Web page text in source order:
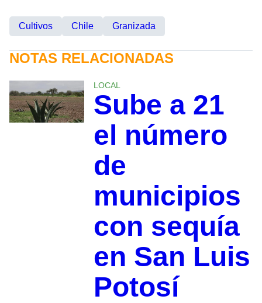
Cultivos Chile Granizada
NOTAS RELACIONADAS
LOCAL
Sube a 21
el número
de
municipios
con sequía
en San Luis
Potosí